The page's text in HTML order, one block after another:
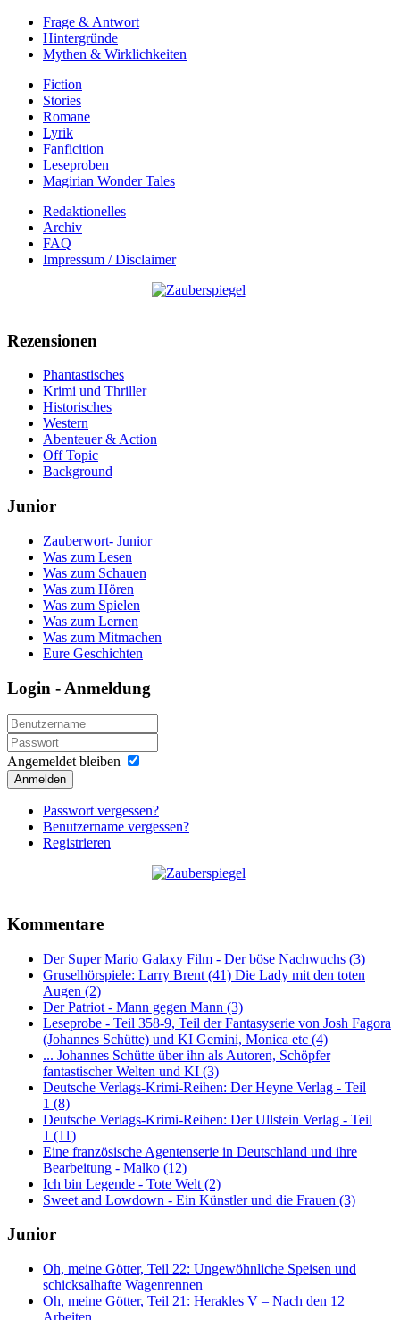
Frage & Antwort
Hintergründe
Mythen & Wirklichkeiten
Fiction
Stories
Romane
Lyrik
Fanficition
Leseproben
Magirian Wonder Tales
Redaktionelles
Archiv
FAQ
Impressum / Disclaimer
Rezensionen
Phantastisches
Krimi und Thriller
Historisches
Western
Abenteuer & Action
Off Topic
Background
Junior
Zauberwort- Junior
Was zum Lesen
Was zum Schauen
Was zum Hören
Was zum Spielen
Was zum Lernen
Was zum Mitmachen
Eure Geschichten
Login - Anmeldung
Angemeldet bleiben
Anmelden
Passwort vergessen?
Benutzername vergessen?
Registrieren
Kommentare
Der Super Mario Galaxy Film - Der böse Nachwuchs (3)
Gruselhörspiele: Larry Brent (41) Die Lady mit den toten
Augen (2)
Der Patriot - Mann gegen Mann (3)
Leseprobe - Teil 358-9, Teil der Fantasyserie von Josh Fagora
(Johannes Schütte) und KI Gemini, Monica etc (4)
... Johannes Schütte über ihn als Autoren, Schöpfer
fantastischer Welten und KI (3)
Deutsche Verlags-Krimi-Reihen: Der Heyne Verlag - Teil
1 (8)
Deutsche Verlags-Krimi-Reihen: Der Ullstein Verlag - Teil
1 (11)
Eine französische Agentenserie in Deutschland und ihre
Bearbeitung - Malko (12)
Ich bin Legende - Tote Welt (2)
Sweet and Lowdown - Ein Künstler und die Frauen (3)
Junior
Oh, meine Götter, Teil 22: Ungewöhnliche Speisen und
schicksalhafte Wagenrennen
Oh, meine Götter, Teil 21: Herakles V – Nach den 12
Arbeiten